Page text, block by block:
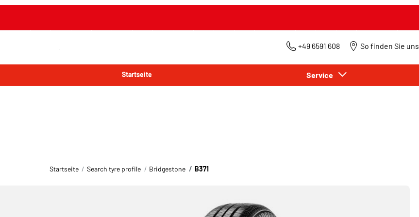
+49 6591 608 So finden Sie uns
Startseite Service
Startseite Search tyre profile Bridgestone B371